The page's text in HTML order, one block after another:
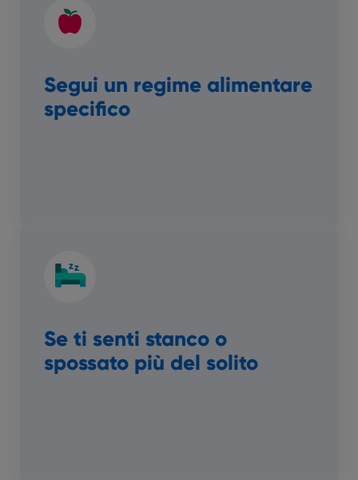
Segui un regime alimentare
specifico
Se ti senti stanco o
spossato più del solito